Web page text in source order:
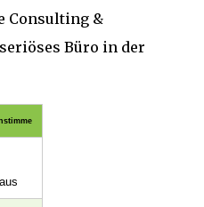
Consulting &
Büro in der